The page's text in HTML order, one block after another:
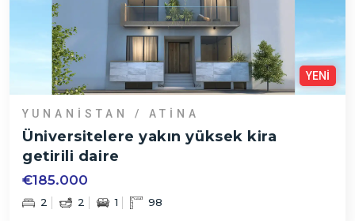
YENİ
YUNANISTAN / ATINA
Üniversitelere yakın yüksek kira
getirili daire
€185.000
2 2 1 98